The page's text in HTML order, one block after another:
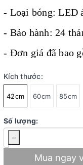
- Loại bóng: LED
- Bảo hành: 24
- Đơn giá đã bao
Kích thước:
42cm 60cm 85cm
Số lượng:
–
Mua ngay